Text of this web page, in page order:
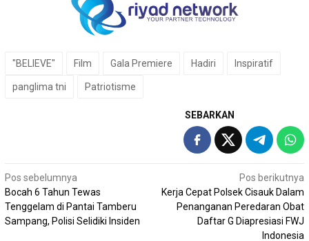
"BELIEVE" Film Gala Premiere Hadiri Inspiratif
panglima tni Patriotisme
SEBARKAN
Navigasi
pos
Pos sebelumnya
Bocah 6 Tahun Tewas
Tenggelam di Pantai Tamberu
Sampang, Polisi Selidiki Insiden
Pos berikutnya
Kerja Cepat Polsek Cisauk Dalam
Penanganan Peredaran Obat
Daftar G Diapresiasi FWJ
Indonesia